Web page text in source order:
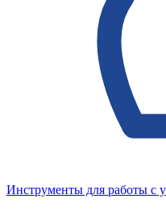
Инструменты для работы с